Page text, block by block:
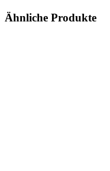
Ähnliche Produkte